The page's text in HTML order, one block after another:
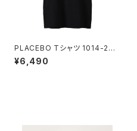
PLACEBO Tシャツ 1014-230
221209
¥6,490